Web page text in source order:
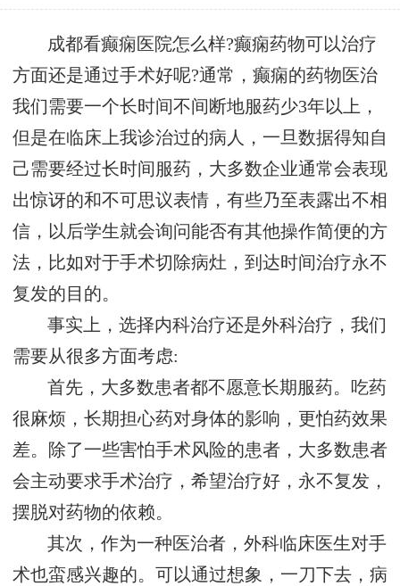
成都看癫痫医院怎么样?癫痫药物可以治疗
方面还是通过手术好呢?通常，癫痫的药物医治
我们需要一个长时间不间断地服药少3年以上，
但是在临床上我诊治过的病人，一旦数据得知自
己需要经过长时间服药，大多数企业通常会表现
出惊讶的和不可思议表情，有些乃至表露出不相
信，以后学生就会询问能否有其他操作简便的方
法，比如对于手术切除病灶，到达时间治疗永不
复发的目的。
事实上，选择内科治疗还是外科治疗，我们
需要从很多方面考虑:
首先，大多数患者都不愿意长期服药。吃药
很麻烦，长期担心药对身体的影响，更怕药效果
差。除了一些害怕手术风险的患者，大多数患者
会主动要求手术治疗，希望治疗好，永不复发，
摆脱对药物的依赖。
其次，作为一种医治者，外科临床医生对手
术也蛮感兴趣的。可以通过想象，一刀下去，病